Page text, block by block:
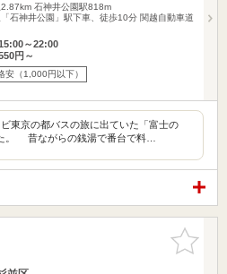
2.87km 石神井公園駅818m
石神井公園」駅下車、徒歩10分 関越自動車道
～22:00
円～
安（1,000円以下）
東京の都バスの旅に出ていた「富士の
。 昔ながらの銭湯で番台で料…
お気に入
りに追加